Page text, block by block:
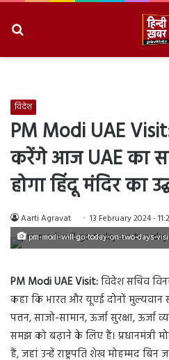
विदेश
PM Modi UAE Visit:
करेंगे आज UAE का
होगा हिंदू मंदिर का
Aarti Agravat 13 February 2024 -
pm-modi-will-go-today-on-two-days-
PM Modi UAE Visit:विदेश सचिव
कहा कि भारत और यूएई दोनों
पत्तन, साजो-सामान, ऊर्जा सुरक्षा, ऊर्जा
समझ को बढ़ाने के लिए हैं। प्रधानमंत्री
हैं, जहां उन्हें राष्ट्रपति शेख मोहम्मद